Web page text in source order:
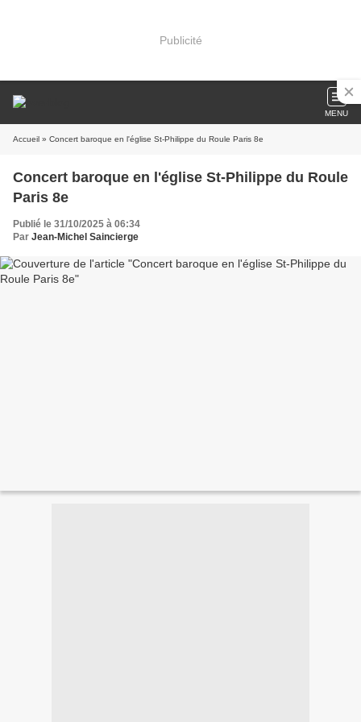
Publicité
MENU
Accueil » Concert baroque en l'église St-Philippe du Roule Paris 8e
Concert baroque en l'église St-Philippe du Roule
Paris 8e
Publié le 31/10/2025 à 06:34
Par Jean-Michel Saincierge